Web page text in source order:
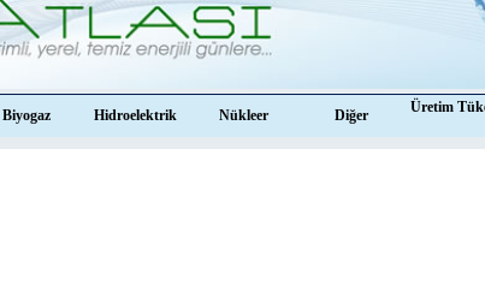
Biyogaz Hidroelektrik Nükleer Diğer Üretim